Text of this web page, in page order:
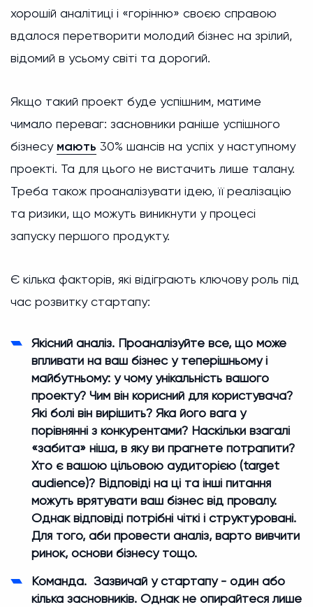
хорошій аналітиці і «горінню» своєю справою
вдалося перетворити молодий бізнес на зрілий,
відомий в усьому світі та дорогий.
Якщо такий проект буде успішним, матиме
чимало переваг: засновники раніше успішного
бізнесу мають 30% шансів на успіх у наступному
проекті. Та для цього не вистачить лише талану.
Треба також проаналізувати ідею, її реалізацію
та ризики, що можуть виникнути у процесі
запуску першого продукту.
Є кілька факторів, які відіграють ключову роль під
час розвитку стартапу:
Якісний аналіз. Проаналізуйте все, що може
впливати на ваш бізнес у теперішньому і
майбутньому: у чому унікальність вашого
проекту? Чим він корисний для користувача?
Які болі він вирішить? Яка його вага у
порівнянні з конкурентами? Наскільки взагалі
«забита» ніша, в яку ви прагнете потрапити?
Хто є вашою цільовою аудиторією (target
audience)? Відповіді на ці та інші питання
можуть врятувати ваш бізнес від провалу.
Однак відповіді потрібні чіткі і структуровані.
Для того, аби провести аналіз, варто вивчити
ринок, основи бізнесу тощо.
Команда. Зазвичай у стартапу - один або
кілька засновників. Однак не опирайтеся лише